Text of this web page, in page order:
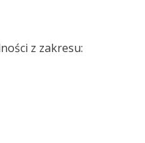
z zakresu: